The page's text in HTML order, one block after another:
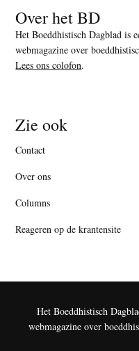
Over het BD
Het Boeddhistisch Dagblad is
webmagazine over
Lees ons colofon.
Zie ook
Contact
Over ons
Columns
Reageren op de krantensite
Het Boeddhistisch
webmagazine over